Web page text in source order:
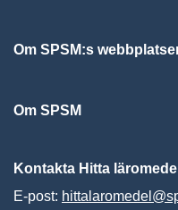
Om SPSM:s
Om SPSM
Kontakta Hitta läromedel
E-post: